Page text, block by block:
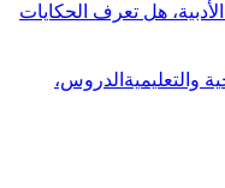
هل تعرف الحكايات
والتعليمية الدروس،